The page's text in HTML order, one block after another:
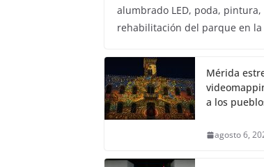
alumbrado LED, poda,
rehabilitación del parque en la
Mérida
a los
agosto 6,